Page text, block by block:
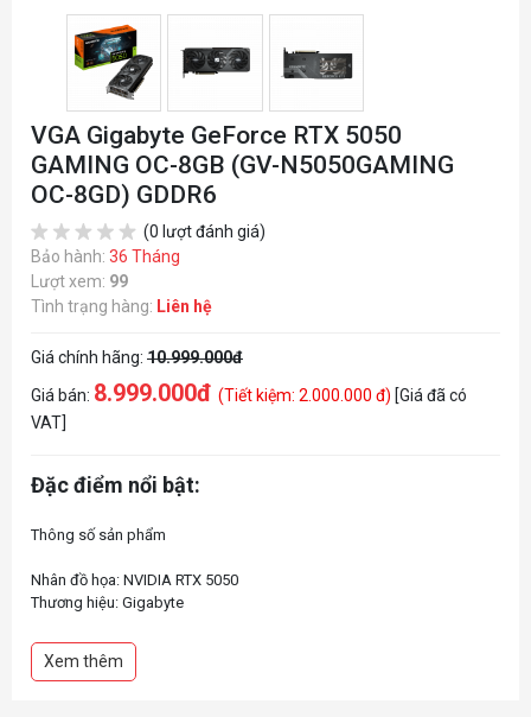
VGA Gigabyte GeForce RTX 5050
GAMING OC-8GB (GV-N5050GAMING
OC-8GD) GDDR6
(0 lượt đánh giá)
Bảo hành: 36 Tháng
Lượt xem: 99
Tình trạng hàng: Liên hệ
Giá chính hãng: 10.999.000đ
Giá bán: 8.999.000đ (Tiết kiệm: 2.000.000 đ) [Giá đã có
VAT]
Đặc điểm nổi bật:
Thông số sản phẩm
Nhân đồ họa: NVIDIA RTX 5050
Thương hiệu: Gigabyte
Dung lượng: 8GB GDDR6
Xem thêm